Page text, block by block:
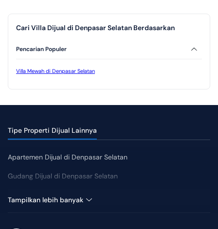
Cari Villa Dijual di Denpasar Selatan Berdasarkan
Pencarian Populer
Villa Mewah di Denpasar Selatan
Tipe Properti Dijual Lainnya
Apartemen Dijual di Denpasar Selatan
Gudang Dijual di Denpasar Selatan
Tampilkan lebih banyak